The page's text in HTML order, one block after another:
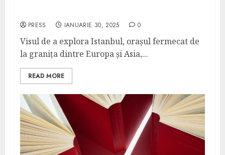
PRESS IANUARIE 30, 2025 0
Visul de a explora Istanbul, orașul fermecat de
la granița dintre Europa și Asia,...
READ MORE